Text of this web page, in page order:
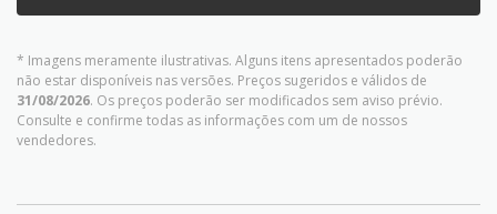
* Imagens meramente ilustrativas. Alguns itens apresentados poderão
não estar disponíveis nas versões. Preços sugeridos e válidos de
31/08/2026. Os preços poderão ser modificados sem aviso prévio.
Consulte e confirme todas as informações com um de nossos
vendedores.